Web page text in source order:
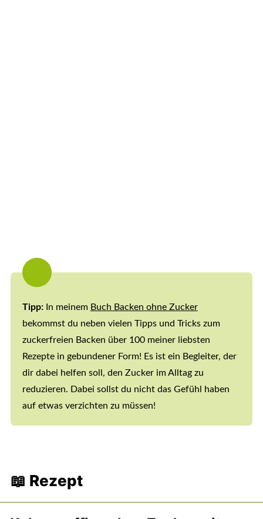
Tipp:In meinem Buch Backen ohne Zucker
bekommst du neben vielen Tipps und Tricks zum
zuckerfreien Backen über 100 meiner liebsten
Rezepte in gebundener Form! Es ist ein Begleiter, der
dir dabei helfen soll, den Zucker im Alltag zu
reduzieren. Dabei sollst du nicht das Gefühl haben
auf etwas verzichten zu müssen!
📖 Rezept